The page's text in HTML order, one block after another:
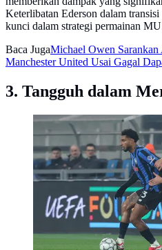
Keterlibatan Ederson dalam
kunci dalam strategi permainan
Baca JugaMichael Owen Sarankan
Manchester United Usai Gagal
3. Tangguh dalam